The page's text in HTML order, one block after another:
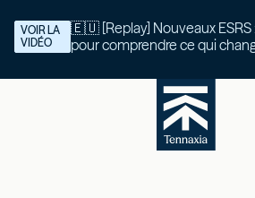
🇪🇺 [Replay] Nouveaux ESRS : 30
pour comprendre ce qui
VOIR LA
VIDÉO